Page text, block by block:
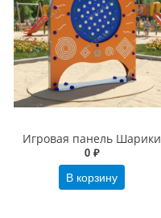
Игровая панель Шарики
0 ₽
В корзину